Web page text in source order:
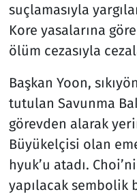
suçlamasıyla
Kore yasalarına
ölüm cezasıyla
Başkan Yoon,
tutulan Savunma
görevden alarak
Büyükelçisi olan
hyuk’u atadı.
yapılacak sembolik
Televizyon